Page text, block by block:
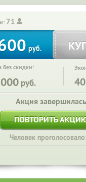
71
руб.
без скидки:
руб.
Акция завершилась
ПОВТОРИТЬ
Человек